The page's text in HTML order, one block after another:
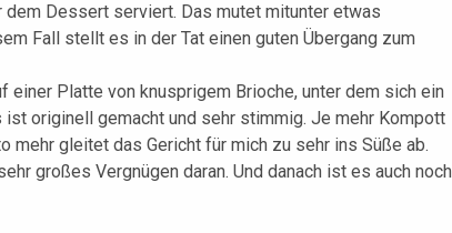
dem Dessert serviert. Das mutet mitunter etwas
Fall stellt es in der Tat einen guten Übergang zum
einer Platte von knusprigem Brioche, unter dem sich ein
ist originell gemacht und sehr stimmig. Je mehr Kompott
mehr gleitet das Gericht für mich zu sehr ins Süße ab.
großes Vergnügen daran. Und danach ist es auch noch